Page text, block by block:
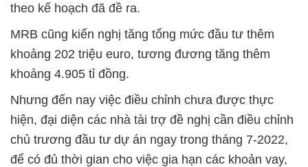
theo kế hoạch đã đề ra.
MRB cũng kiến nghị tăng tổng mức đầu tư thêm
khoảng 202 triệu euro, tương đương tăng thêm
khoảng 4.905 tỉ đồng.
Nhưng đến nay việc điều chỉnh chưa được thực
hiện, đại diện các nhà tài trợ đề nghị cần điều chỉnh
chủ trương đầu tư dự án ngay trong tháng 7-2022,
để có đủ thời gian cho việc gia hạn các khoản vay,